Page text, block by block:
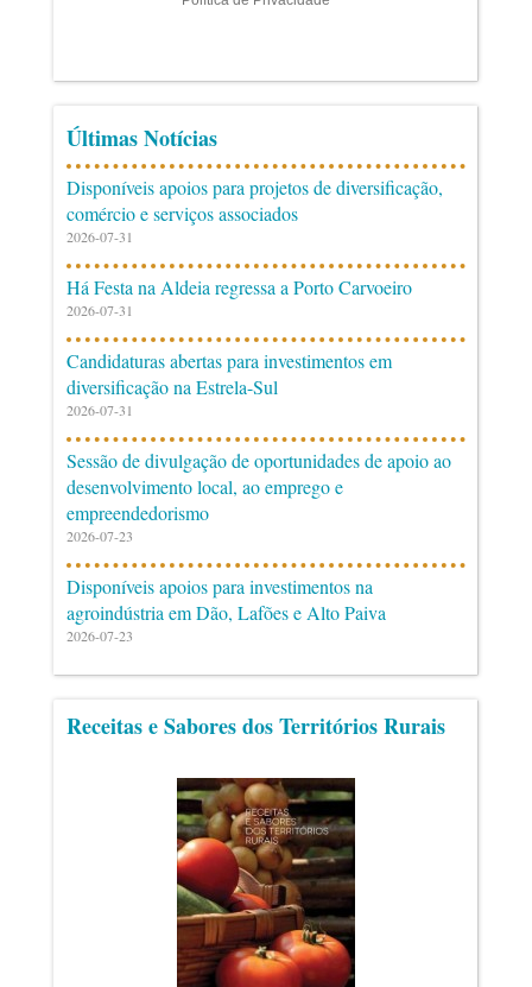
Últimas Notícias
Disponíveis apoios para projetos de diversificação,
comércio e serviços associados
2026-07-31
Há Festa na Aldeia regressa a Porto Carvoeiro
2026-07-31
Candidaturas abertas para investimentos em
diversificação na Estrela-Sul
2026-07-31
Sessão de divulgação de oportunidades de apoio ao
desenvolvimento local, ao emprego e
empreendedorismo
2026-07-23
Disponíveis apoios para investimentos na
agroindústria em Dão, Lafões e Alto Paiva
2026-07-23
Receitas e Sabores dos Territórios Rurais